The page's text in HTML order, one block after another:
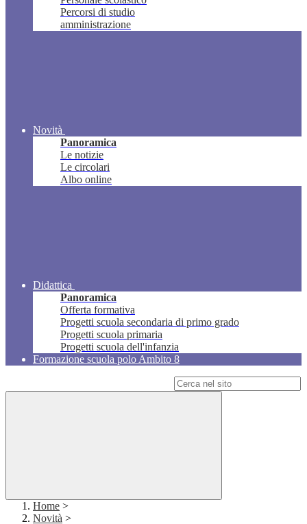
Percorsi di studio
amministrazione
Novità
Panoramica
Le notizie
Le circolari
Albo online
Didattica
Panoramica
Offerta formativa
Progetti scuola secondaria di primo grado
Progetti scuola primaria
Progetti scuola dell'infanzia
Formazione scuola polo Ambito 8
Home >
Novità >